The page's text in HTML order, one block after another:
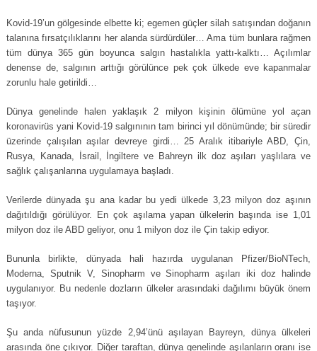
Kovid-19’un gölgesinde elbette ki; egemen güçler silah satışından doğanın
talanına fırsatçılıklarını her alanda sürdürdüler… Ama tüm bunlara rağmen
tüm dünya 365 gün boyunca salgın hastalıkla yattı-kalktı… Açılımlar
denense de, salgının arttığı görülünce pek çok ülkede eve kapanmalar
zorunlu hale getirildi…
Dünya genelinde halen yaklaşık 2 milyon kişinin ölümüne yol açan
koronavirüs yani Kovid-19 salgınının tam birinci yıl dönümünde; bir süredir
üzerinde çalışılan aşılar devreye girdi… 25 Aralık itibariyle ABD, Çin,
Rusya, Kanada, İsrail, İngiltere ve Bahreyn ilk doz aşıları yaşlılara ve
sağlık çalışanlarına uygulamaya başladı.
Verilerde dünyada şu ana kadar bu yedi ülkede 3,23 milyon doz aşının
dağıtıldığı görülüyor. En çok aşılama yapan ülkelerin başında ise 1,01
milyon doz ile ABD geliyor, onu 1 milyon doz ile Çin takip ediyor.
Bununla birlikte, dünyada hali hazırda uygulanan Pfizer/BioNTech,
Moderna, Sputnik V, Sinopharm ve Sinopharm aşıları iki doz halinde
uygulanıyor. Bu nedenle dozların ülkeler arasındaki dağılımı büyük önem
taşıyor.
Şu anda nüfusunun yüzde 2,94’ünü aşılayan Bayreyn, dünya ülkeleri
arasında öne çıkıyor. Diğer taraftan, dünya genelinde aşılanların oranı ise